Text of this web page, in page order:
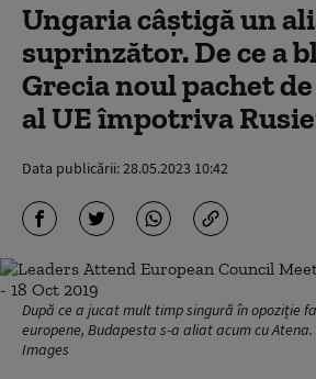
Ungaria câștigă un
suprinzător. De ce a
Grecia noul pachet
al UE împotriva
Data publicării:28.05.2023 10:42
După ce a jucat mult timp singură în opoziție
europene, Budapesta s-a aliat acum cu
Images